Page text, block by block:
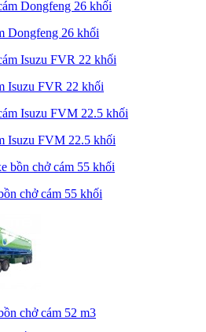
Dongfeng 26 khối
Isuzu FVR 22 khối
Isuzu FVM 22.5 khối
chở cám 55 khối
chở cám 52 m3